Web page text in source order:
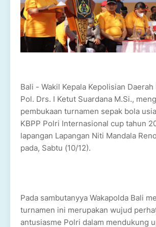
Bali - Wakil Kepala Kepolisian
Pol. Drs. I Ketut Suardana M.Si.,
pembukaan turnamen sepak bola
KBPP Polri Internasional cup tahun
lapangan Lapangan Niti Mandala
pada, Sabtu (10/12).
Pada sambutanyya Wakapolda Bali
turnamen ini merupakan wujud
antusiasme Polri dalam mendukung